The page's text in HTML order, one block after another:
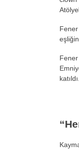
katıldı.